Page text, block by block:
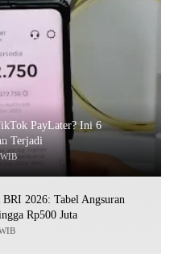
PayLater? Ini 6
Terjadi
2026: Tabel Angsuran
Rp500 Juta